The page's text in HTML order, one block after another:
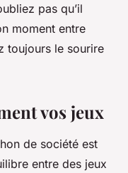
pas qu’il
moment entre
toujours le sourire
vos jeux
de société est
entre des jeux